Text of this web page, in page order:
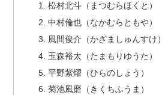
松村北斗（まつむらほくと）
中村倫也（なかむらともや）
風間俊介（かざましゅんすけ）
玉森裕太（たまもりゆうた）
平野紫燿（ひらのしょう）
菊池風磨（きくちふうま）